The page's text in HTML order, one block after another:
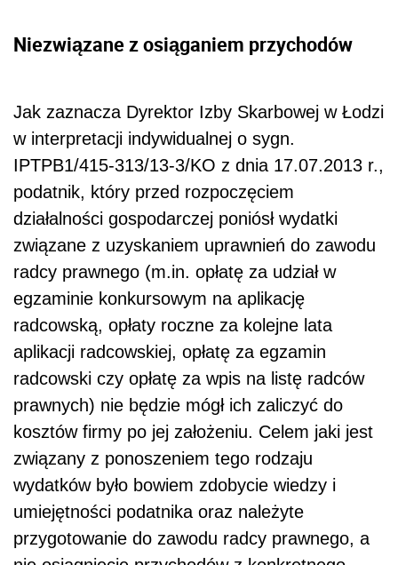
Niezwiązane z osiąganiem przychodów
Jak zaznacza Dyrektor Izby Skarbowej w Łodzi
w interpretacji indywidualnej o sygn.
IPTPB1/415-313/13-3/KO z dnia 17.07.2013 r.,
podatnik, który przed rozpoczęciem
działalności gospodarczej poniósł wydatki
związane z uzyskaniem uprawnień do zawodu
radcy prawnego (m.in. opłatę za udział w
egzaminie konkursowym na aplikację
radcowską, opłaty roczne za kolejne lata
aplikacji radcowskiej, opłatę za egzamin
radcowski czy opłatę za wpis na listę radców
prawnych) nie będzie mógł ich zaliczyć do
kosztów firmy po jej założeniu. Celem jaki jest
związany z ponoszeniem tego rodzaju
wydatków było bowiem zdobycie wiedzy i
umiejętności podatnika oraz należyte
przygotowanie do zawodu radcy prawnego, a